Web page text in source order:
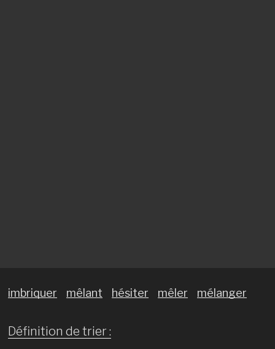
imbriquer mêlant hésiter mêler mélanger
Définition de trier :